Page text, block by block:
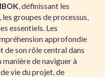
, définissant les
groupes de processus,
essentiels. Les
approfondie
son rôle central dans
de naviguer à
vie du projet, de